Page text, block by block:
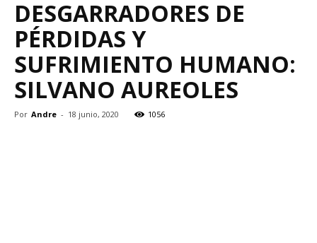
DESGARRADORES DE
PÉRDIDAS Y
SUFRIMIENTO HUMANO:
SILVANO AUREOLES
Por Andre - 18 junio, 2020 1056